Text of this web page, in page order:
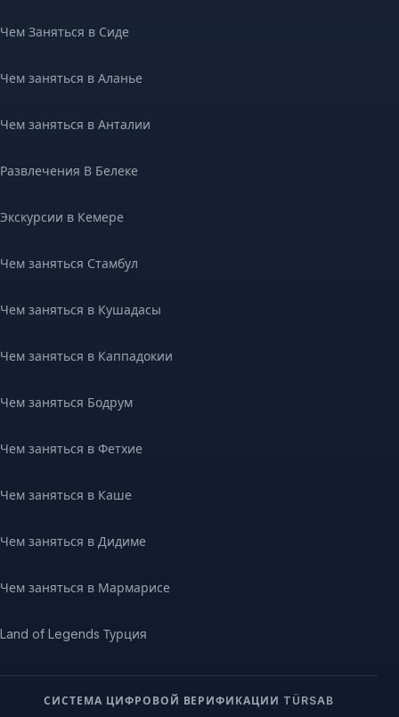
Чем Заняться в Сиде
Чем заняться в Аланье
Чем заняться в Анталии
Развлечения В Белеке
Экскурсии в Кемере
Чем заняться Стамбул
Чем заняться в Кушадасы
Чем заняться в Каппадокии
Чем заняться Бодрум
Чем заняться в Фетхие
Чем заняться в Каше
Чем заняться в Дидиме
Чем заняться в Мармарисе
Land of Legends Турция
СИСТЕМА ЦИФРОВОЙ ВЕРИФИКАЦИИ TÜRSAB